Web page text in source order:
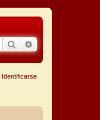
Buscar
Identificarse